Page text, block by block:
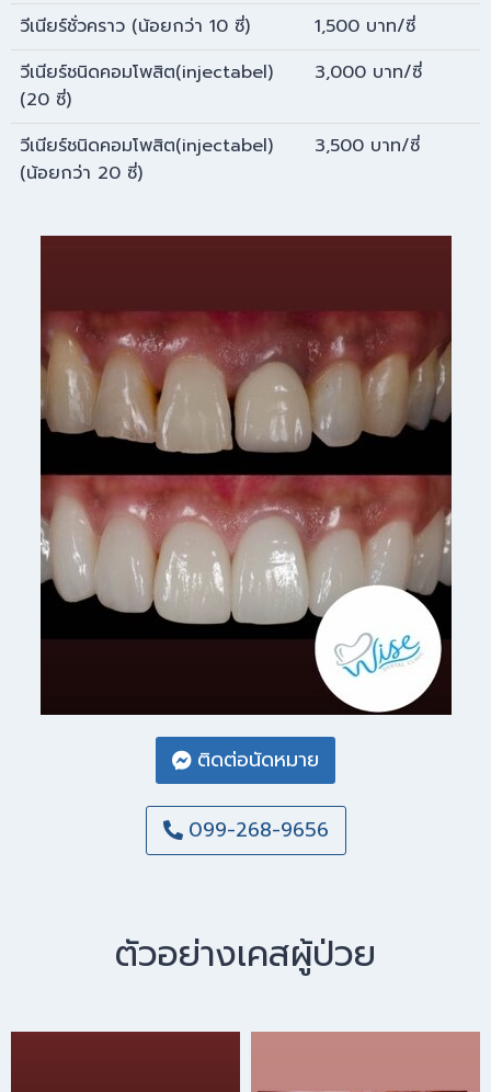
ติดต่อนัดหมาย
099-268-9656
วีเนียร์ชั่วคราว (น้อยกว่า 10 ซี่)
1,500 บาท/ซี่
วีเนียร์ชนิดคอมโพสิต(injectabel)
(20 ซี่)
3,000 บาท/ซี่
วีเนียร์ชนิดคอมโพสิต(injectabel)
(น้อยกว่า 20 ซี่)
3,500 บาท/ซี่
ตัวอย่างเคสผู้ป่วย